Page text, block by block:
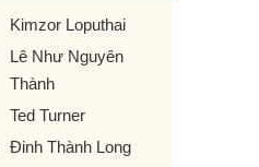
Kimzor Loputhai
Lê Như Nguyên
Thành
Ted Turner
Đinh Thành Long